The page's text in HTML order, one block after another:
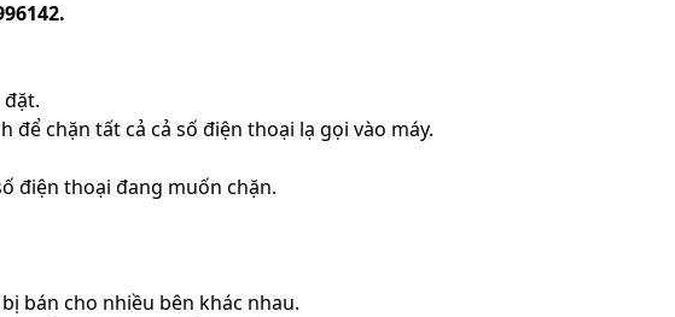
đặt.
để chặn tất cả cả số điện thoại lạ gọi vào máy.
điện thoại đang muốn chặn.
bán cho nhiều bên khác nhau.